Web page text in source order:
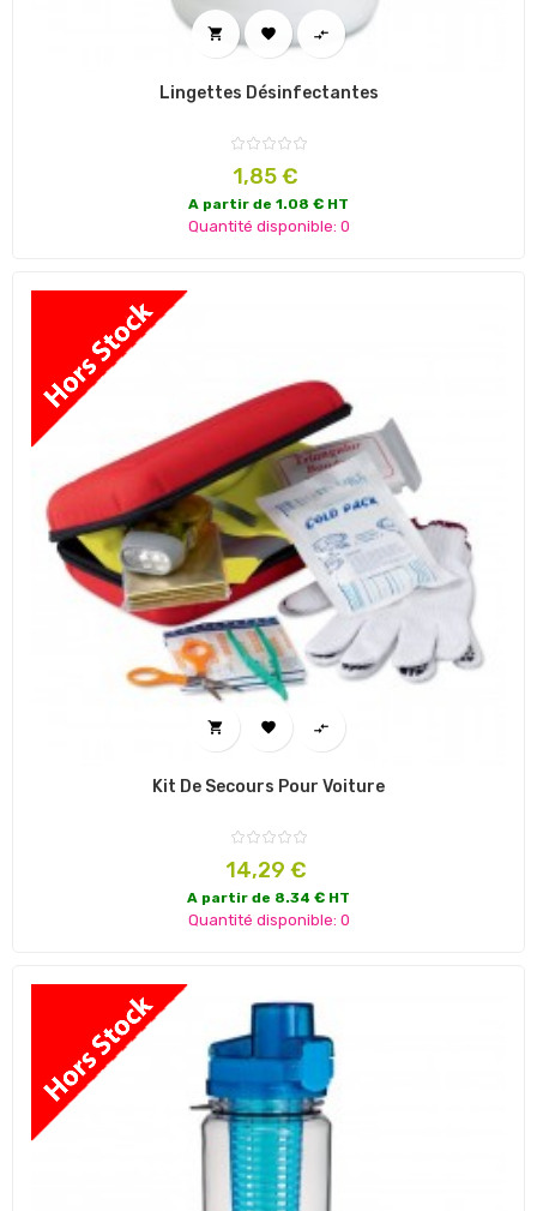
  
Lingettes Désinfectantes
Prix
1,85 €
A partir de 1.08 € HT
Quantité disponible: 0
  
Kit De Secours Pour Voiture
Prix
14,29 €
A partir de 8.34 € HT
Quantité disponible: 0